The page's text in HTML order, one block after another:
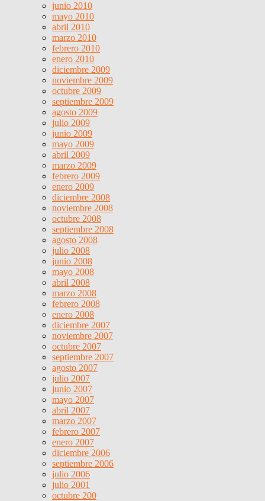
junio 2010
mayo 2010
abril 2010
marzo 2010
febrero 2010
enero 2010
diciembre 2009
noviembre 2009
octubre 2009
septiembre 2009
agosto 2009
julio 2009
junio 2009
mayo 2009
abril 2009
marzo 2009
febrero 2009
enero 2009
diciembre 2008
noviembre 2008
octubre 2008
septiembre 2008
agosto 2008
julio 2008
junio 2008
mayo 2008
abril 2008
marzo 2008
febrero 2008
enero 2008
diciembre 2007
noviembre 2007
octubre 2007
septiembre 2007
agosto 2007
julio 2007
junio 2007
mayo 2007
abril 2007
marzo 2007
febrero 2007
enero 2007
diciembre 2006
septiembre 2006
julio 2006
julio 2001
octubre 200